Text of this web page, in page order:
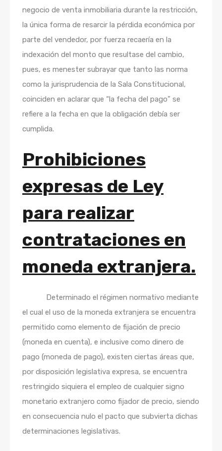
negocio de venta inmobiliaria durante la restricción,
la única forma de resarcir la pérdida económica por
parte del vendedor, por fuerza recaería en la
indexación del monto que resultase del cambio,
pues, es menester subrayar que tanto las norma
como la jurisprudencia de la Sala Constitucional,
coinciden en aclarar que “la fecha del pago” se
refiere a la fecha en que la obligación debía ser
cumplida.
Prohibiciones
expresas de Ley
para realizar
contrataciones en
moneda extranjera.
Determinado el régimen normativo mediante
el cual el uso de la moneda extranjera se encuentra
permitido como elemento de fijación de precio
(moneda en cuenta), e inclusive como dinero de
pago (moneda de pago), existen ciertas áreas que,
por disposición legislativa expresa, se encuentra
restringido siquiera el empleo de cualquier signo
monetario extranjero como fijador de precio, siendo
en consecuencia nulo el pacto que subvierta dichas
determinaciones legislativas.